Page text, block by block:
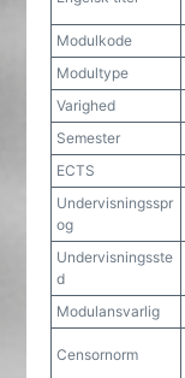
Modulkode
Modultype
Varighed
Semester
ECTS
Undervisningsspr
og
Undervisningsste
d
Modulansvarlig
Censornorm